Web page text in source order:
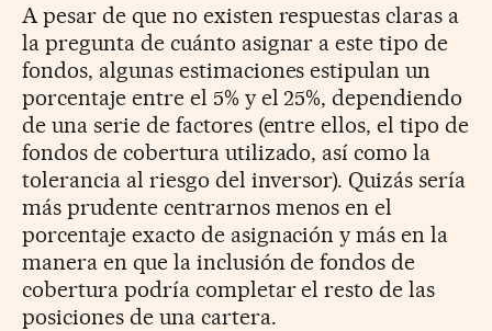
A pesar de que no existen respuestas claras a
la pregunta de cuánto asignar a este tipo de
fondos, algunas estimaciones estipulan un
porcentaje entre el 5% y el 25%, dependiendo
de una serie de factores (entre ellos, el tipo de
fondos de cobertura utilizado, así como la
tolerancia al riesgo del inversor). Quizás sería
más prudente centrarnos menos en el
porcentaje exacto de asignación y más en la
manera en que la inclusión de fondos de
cobertura podría completar el resto de las
posiciones de una cartera.